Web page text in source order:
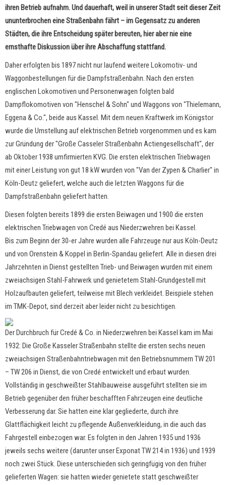
ihren Betrieb aufnahm. Und dauerhaft, weil in unserer Stadt seit dieser Zeit
ununterbrochen eine Straßenbahn fährt – im Gegensatz zu anderen
Städten, die ihre Entscheidung später bereuten, hier aber nie eine
ernsthafte Diskussion über ihre Abschaffung stattfand.
Daher erfolgten bis 1897 nicht nur laufend weitere Lokomotiv- und
Waggonbestellungen für die Dampfstraßenbahn. Nach den ersten
englischen Lokomotiven und Personenwagen folgten bald
Dampflokomotiven von "Henschel & Sohn" und Waggons von "Thielemann,
Eggena & Co.", beide aus Kassel. Mit dem neuen Kraftwerk im Königstor
wurde die Umstellung auf elektrischen Betrieb vorgenommen und es kam
zur Gründung der "Große Casseler Straßenbahn Actiengesellschaft", der
ab Oktober 1938 umfirmierten KVG. Die ersten elektrischen Triebwagen
mit einer Leistung von gut 18 kW wurden von "Van der Zypen & Charlier" in
Köln-Deutz geliefert, welche auch die letzten Waggons für die
Dampfstraßenbahn geliefert hatten.
Diesen folgten bereits 1899 die ersten Beiwagen und 1900 die ersten
elektrischen Triebwagen von Credé aus Niederzwehren bei Kassel.
Bis zum Beginn der 30-er Jahre wurden alle Fahrzeuge nur aus Köln-Deutz
und von Orenstein & Koppel in Berlin-Spandau geliefert. Alle in diesen drei
Jahrzehnten in Dienst gestellten Trieb- und Beiwagen wurden mit einem
zweiachsigen Stahl-Fahrwerk und genietetem Stahl-Grundgestell mit
Holzaufbauten geliefert, teilweise mit Blech verkleidet. Beispiele stehen
im TMK-Depot, sind derzeit aber leider nicht zu besichtigen.
Der Durchbruch für Credé & Co. in Niederzwehren bei Kassel kam im Mai
1932: Die Große Kasseler Straßenbahn stellte die ersten sechs neuen
zweiachsigen Straßenbahntriebwagen mit den Betriebsnummern TW 201
– TW 206 in Dienst, die von Credé entwickelt und erbaut wurden.
Vollständig in geschweißter Stahlbauweise ausgeführt stellten sie im
Betrieb gegenüber den früher beschafften Fahrzeugen eine deutliche
Verbesserung dar. Sie hatten eine klar gegliederte, durch ihre
Glattflächigkeit leicht zu pflegende Außenverkleidung, in die auch das
Fahrgestell einbezogen war. Es folgten in den Jahren 1935 und 1936
jeweils sechs weitere (darunter unser Exponat TW 214 in 1936) und 1939
noch zwei Stück. Diese unterschieden sich geringfügig von den früher
gelieferten Wagen: sie hatten wieder genietete statt geschweißter